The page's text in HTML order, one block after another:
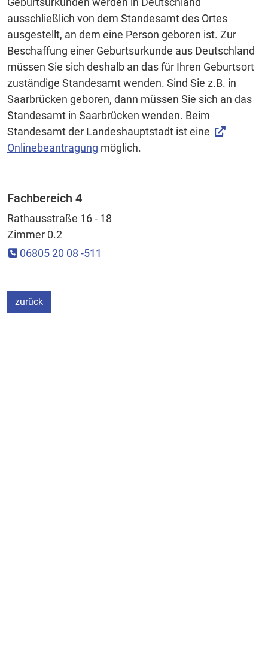
ausschließlich von dem Standesamt des Ortes
ausgestellt, an dem eine Person geboren ist. Zur
Beschaffung einer Geburtsurkunde aus Deutschland
müssen Sie sich deshalb an das für Ihren Geburtsort
zuständige Standesamt wenden. Sind Sie z.B. in
Saarbrücken geboren, dann müssen Sie sich an das
Standesamt in Saarbrücken wenden. Beim
Standesamt der Landeshauptstadt ist eine
Onlinebeantragung möglich.
Fachbereich 4
Rathausstraße 16 - 18
Zimmer 0.2
06805 20 08 -511
ein Schritt
zurück